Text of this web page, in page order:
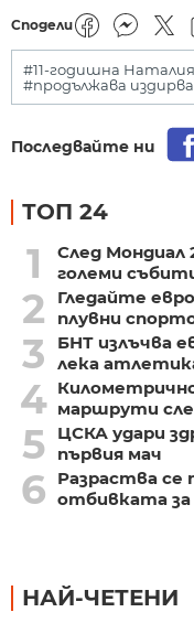
Сподели
#11-годишна Наталия
#продължава
Последвайте ни
ТОП 24
1
След Мондиал
големи
2
Гледайте
плувни
3
БНТ излъчва
лека
4 маршрути
5
ЦСКА удари
първия мач
6
Разраства се
отбивката за
НАЙ-ЧЕТЕНИ